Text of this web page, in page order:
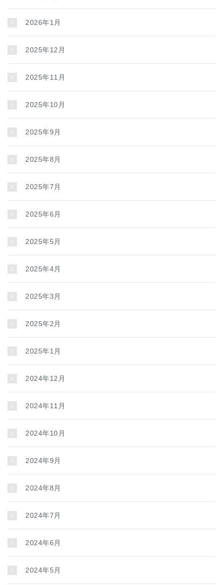
2026年1月
2025年12月
2025年11月
2025年10月
2025年9月
2025年8月
2025年7月
2025年6月
2025年5月
2025年4月
2025年3月
2025年2月
2025年1月
2024年12月
2024年11月
2024年10月
2024年9月
2024年8月
2024年7月
2024年6月
2024年5月